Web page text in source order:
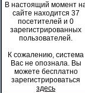
В настоящий момент
сайте находится 37
посетителей и 0
зарегистрированных
пользователей.
К сожалению, система
Вас не опознала. Вы
можете бесплатно
зарегистрироваться
здесь